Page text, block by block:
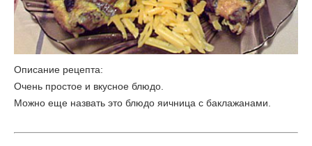
Описание рецепта:
Очень простое и вкусное блюдо.
Можно еще назвать это блюдо яичница с баклажанами.